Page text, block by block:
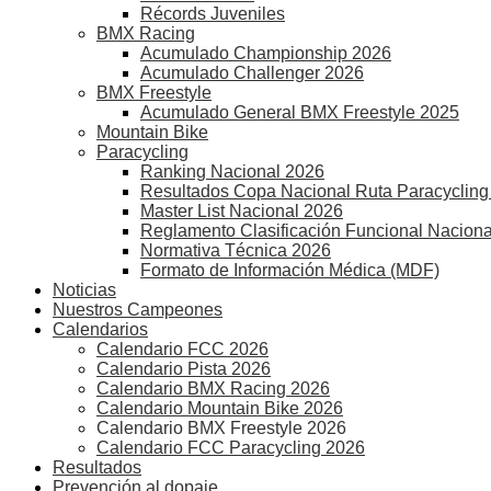
Récords Juveniles
BMX Racing
Acumulado Championship 2026
Acumulado Challenger 2026
BMX Freestyle
Acumulado General BMX Freestyle 2025
Mountain Bike
Paracycling
Ranking Nacional 2026
Resultados Copa Nacional Ruta
Master List Nacional 2026
Reglamento Clasificación Funcional Nacional
Normativa Técnica 2026
Formato de Información Médica (MDF)
Noticias
Nuestros Campeones
Calendarios
Calendario FCC 2026
Calendario Pista 2026
Calendario BMX Racing 2026
Calendario Mountain Bike 2026
Calendario BMX Freestyle 2026
Calendario FCC Paracycling 2026
Resultados
Prevención al dopaje